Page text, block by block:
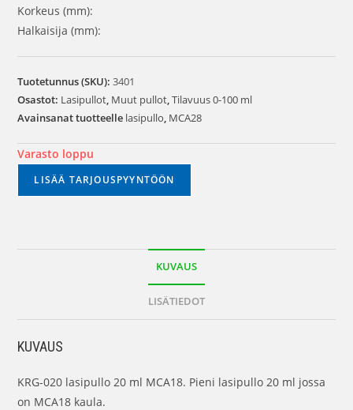
Korkeus (mm):
Halkaisija (mm):
Tuotetunnus (SKU):3401
Osastot: Lasipullot, Muut pullot,Tilavuus 0-100 ml
Avainsanat tuotteelle lasipullo, MCA28
Varasto loppu
LISÄÄ TARJOUSPYYNTÖÖN
KUVAUS
LISÄTIEDOT
KUVAUS
KRG-020 lasipullo 20 ml MCA18. Pieni lasipullo 20 ml jossa
on MCA18 kaula.